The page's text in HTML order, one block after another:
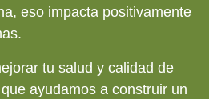
eso impacta positivamente
tu salud y calidad de
ayudamos a construir un